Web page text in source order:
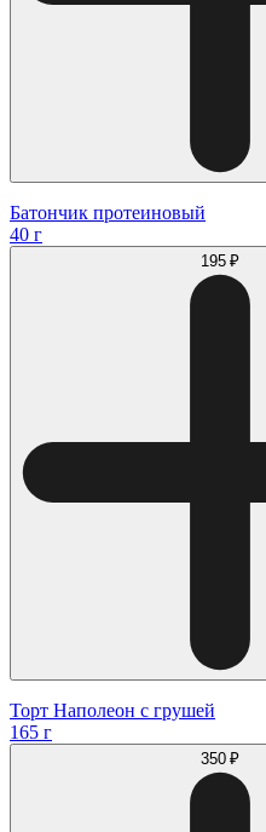
Батончик протеиновый
40 г
195 ₽
Торт Наполеон с грушей
165 г
350 ₽